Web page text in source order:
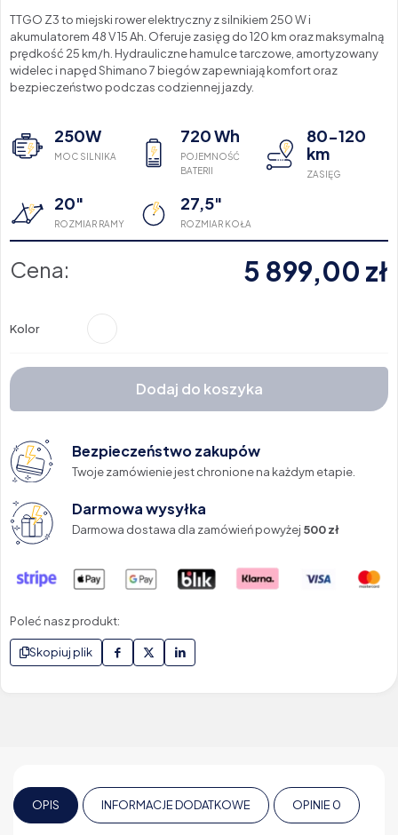
TTGO Z3 to miejski rower elektryczny z silnikiem 250 W i
akumulatorem 48 V 15 Ah. Oferuje zasięg do 120 km oraz maksymalną
prędkość 25 km/h. Hydrauliczne hamulce tarczowe, amortyzowany
widelec i napęd Shimano 7 biegów zapewniają komfort oraz
bezpieczeństwo podczas codziennej jazdy.
250W
MOC SILNIKA
720 Wh
POJEMNOŚĆ
BATERII
80-120
km
ZASIĘG
20"
ROZMIAR RAMY
27,5"
ROZMIAR KOŁA
Cena: 5 899,00 zł
Kolor
Dodaj do koszyka
Bezpieczeństwo zakupów
Twoje zamówienie jest chronione na każdym etapie.
Darmowa wysyłka
Darmowa dostawa dla zamówień powyżej 500 zł
Poleć nasz produkt:
Skopiuj plik
OPIS INFORMACJE DODATKOWE OPINIE0